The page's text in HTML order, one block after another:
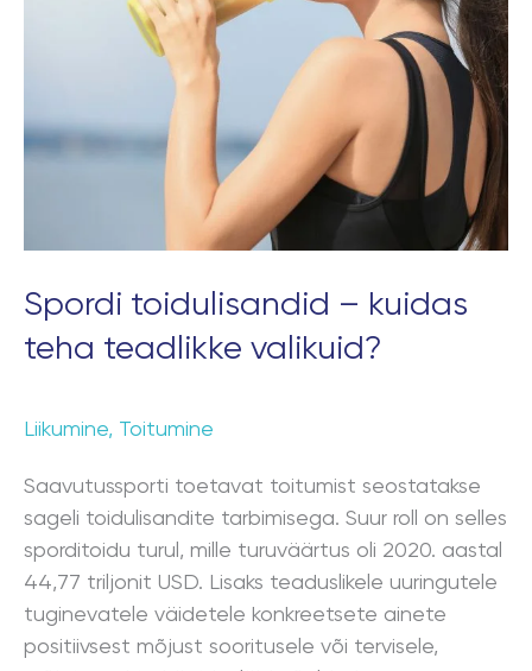
Spordi toidulisandid – kuidas
teha teadlikke valikuid?
Liikumine, Toitumine
Saavutussporti toetavat toitumist seostatakse
sageli toidulisandite tarbimisega. Suur roll on selles
sporditoidu turul, mille turuväärtus oli 2020. aastal
44,77 triljonit USD. Lisaks teaduslikele uuringutele
tuginevatele väidetele konkreetsete ainete
positiivsest mõjust sooritusele või tervisele,
valikuid?